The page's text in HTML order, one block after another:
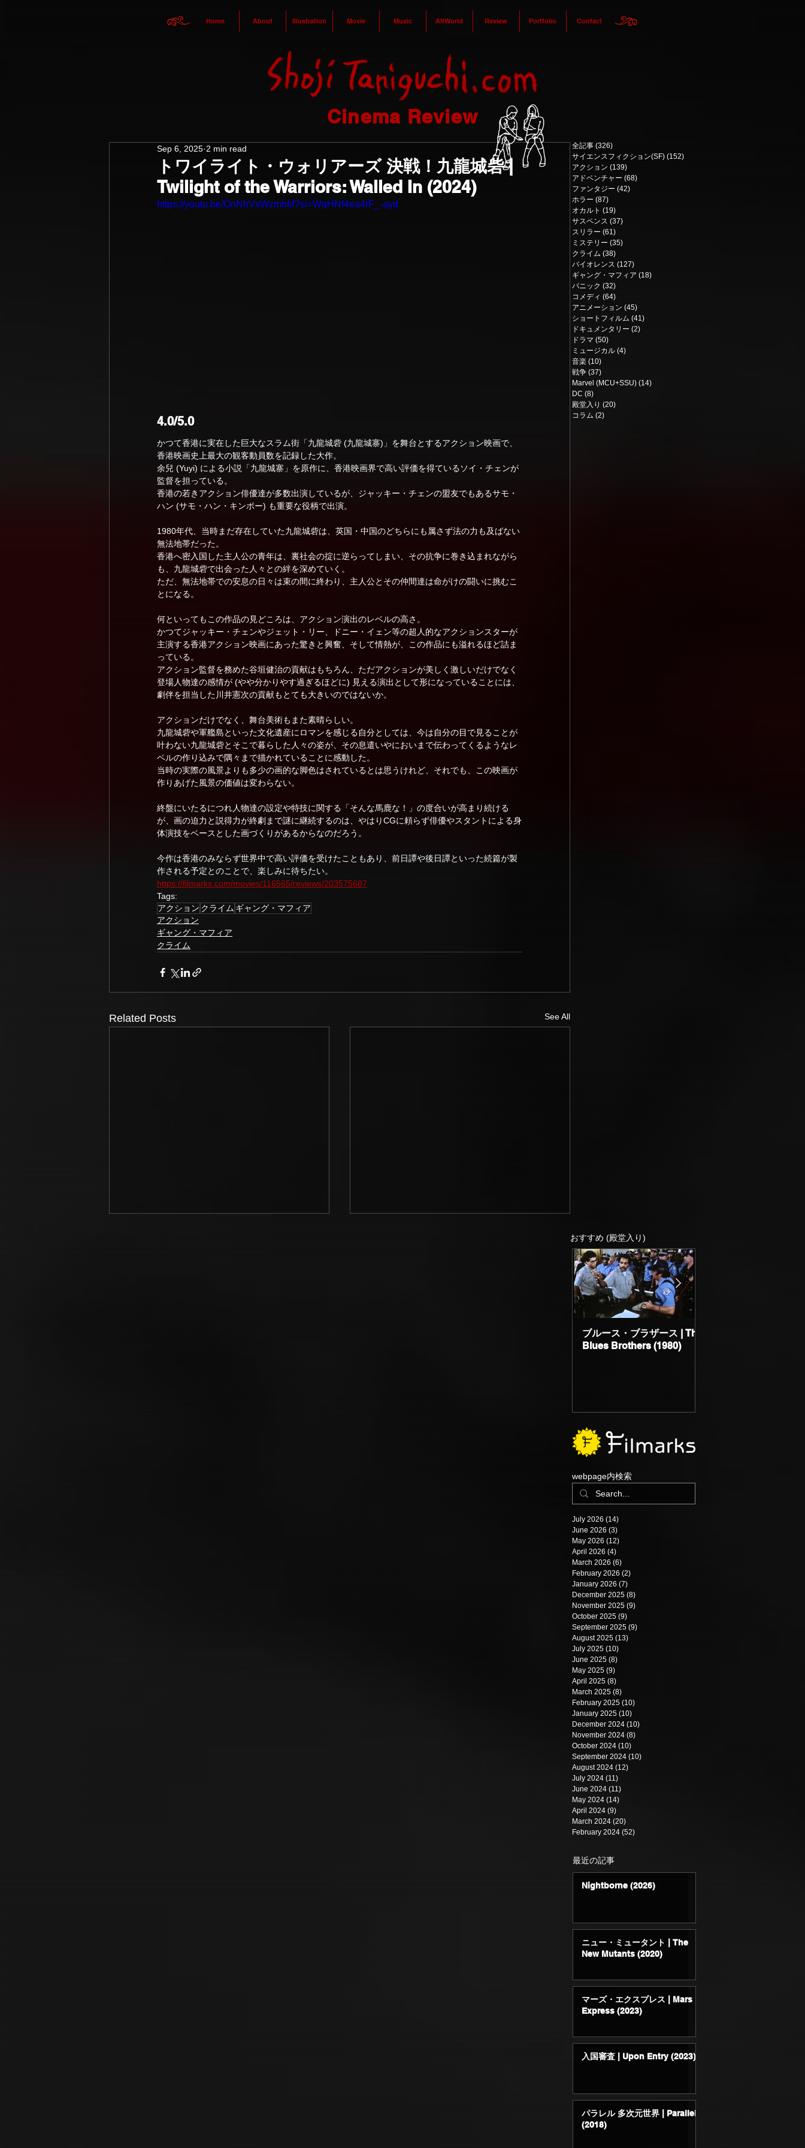
Home About Illustration Movie Music AltWorld Review Portfolio Contact
Cinema Review
トワイライト・ウォリアーズ 決戦！九龍城砦 |
Twilight of the Warriors: Walled In (2024)
Sep 6, 2025 2 min read
https://youtu.be/OnNhVxWzmhM?si=WqHNf4ea4rF_-ayd
4.0/5.0
かつて香港に実在した巨大なスラム街「九龍城砦 (九龍城寨)」を舞台とするアクション映画で、
香港映画史上最大の観客動員数を記録した大作。
余兒 (Yuyi) による小説「九龍城寨」を原作に、香港映画界で高い評価を得ているソイ・チェンが
監督を担っている。
香港の若きアクション俳優達が多数出演しているが、ジャッキー・チェンの盟友でもあるサモ・
ハン (サモ・ハン・キンポー) も重要な役柄で出演。
1980年代、当時まだ存在していた九龍城砦は、英国・中国のどちらにも属さず法の力も及ばない
無法地帯だった。
香港へ密入国した主人公の青年は、裏社会の掟に逆らってしまい、その抗争に巻き込まれながら
も、九龍城砦で出会った人々との絆を深めていく。
ただ、無法地帯での安息の日々は束の間に終わり、主人公とその仲間達は命がけの闘いに挑むこ
とになる。
何といってもこの作品の見どころは、アクション演出のレベルの高さ。
かつてジャッキー・チェンやジェット・リー、ドニー・イェン等の超人的なアクションスターが
主演する香港アクション映画にあった驚きと興奮、そして情熱が、この作品にも溢れるほど詰ま
っている。
アクション監督を務めた谷垣健治の貢献はもちろん、ただアクションが美しく激しいだけでなく
登場人物達の感情が (やや分かりやす過ぎるほどに) 見える演出として形になっていることには、
劇伴を担当した川井憲次の貢献もとても大きいのではないか。
アクションだけでなく、舞台美術もまた素晴らしい。
九龍城砦や軍艦島といった文化遺産にロマンを感じる自分としては、今は自分の目で見ることが
叶わない九龍城砦とそこで暮らした人々の姿が、その息遣いやにおいまで伝わってくるようなレ
ベルの作り込みで隅々まで描かれていることに感動した。
当時の実際の風景よりも多少の画的な脚色はされているとは思うけれど、それでも、この映画が
作りあげた風景の価値は変わらない。
終盤にいたるにつれ人物達の設定や特技に関する「そんな馬鹿な！」の度合いが高まり続ける
が、画の迫力と説得力が終劇まで謎に継続するのは、やはりCGに頼らず俳優やスタントによる身
体演技をベースとした画づくりがあるからなのだろう。
今作は香港のみならず世界中で高い評価を受けたこともあり、前日譚や後日譚といった続篇が製
作される予定とのことで、楽しみに待ちたい。
https://filmarks.com/movies/116565/reviews/203575687
Tags:
アクション クライム ギャング・マフィア
アクション
ギャング・マフィア
クライム
Related Posts See All
全記事 (326)
サイエンスフィクション(SF) (152)
アクション (139)
アドベンチャー (68)
ファンタジー (42)
ホラー (87)
オカルト (19)
サスペンス (37)
スリラー (61)
ミステリー (35)
クライム (38)
バイオレンス (127)
ギャング・マフィア (18)
パニック (32)
コメディ (64)
アニメーション (45)
ショートフィルム (41)
ドキュメンタリー (2)
ドラマ (50)
ミュージカル (4)
音楽 (10)
戦争 (37)
Marvel (MCU+SSU) (14)
DC (8)
殿堂入り (20)
コラム (2)
おすすめ (殿堂入り)
ブルース・ブラザース | The
Blues Brothers (1980)
webpage内検索
July 2026 (14)
June 2026 (3)
May 2026 (12)
April 2026 (4)
March 2026 (6)
February 2026 (2)
January 2026 (7)
December 2025 (8)
November 2025 (9)
October 2025 (9)
September 2025 (9)
August 2025 (13)
July 2025 (10)
June 2025 (8)
May 2025 (9)
April 2025 (8)
March 2025 (8)
February 2025 (10)
January 2025 (10)
December 2024 (10)
November 2024 (8)
October 2024 (10)
September 2024 (10)
August 2024 (12)
July 2024 (11)
June 2024 (11)
May 2024 (14)
April 2024 (9)
March 2024 (20)
February 2024 (52)
最近の記事
Nightborne (2026)
ニュー・ミュータント | The
New Mutants (2020)
マーズ・エクスプレス | Mars
Express (2023)
入国審査 | Upon Entry (2023)
パラレル 多次元世界 | Parallel
(2018)